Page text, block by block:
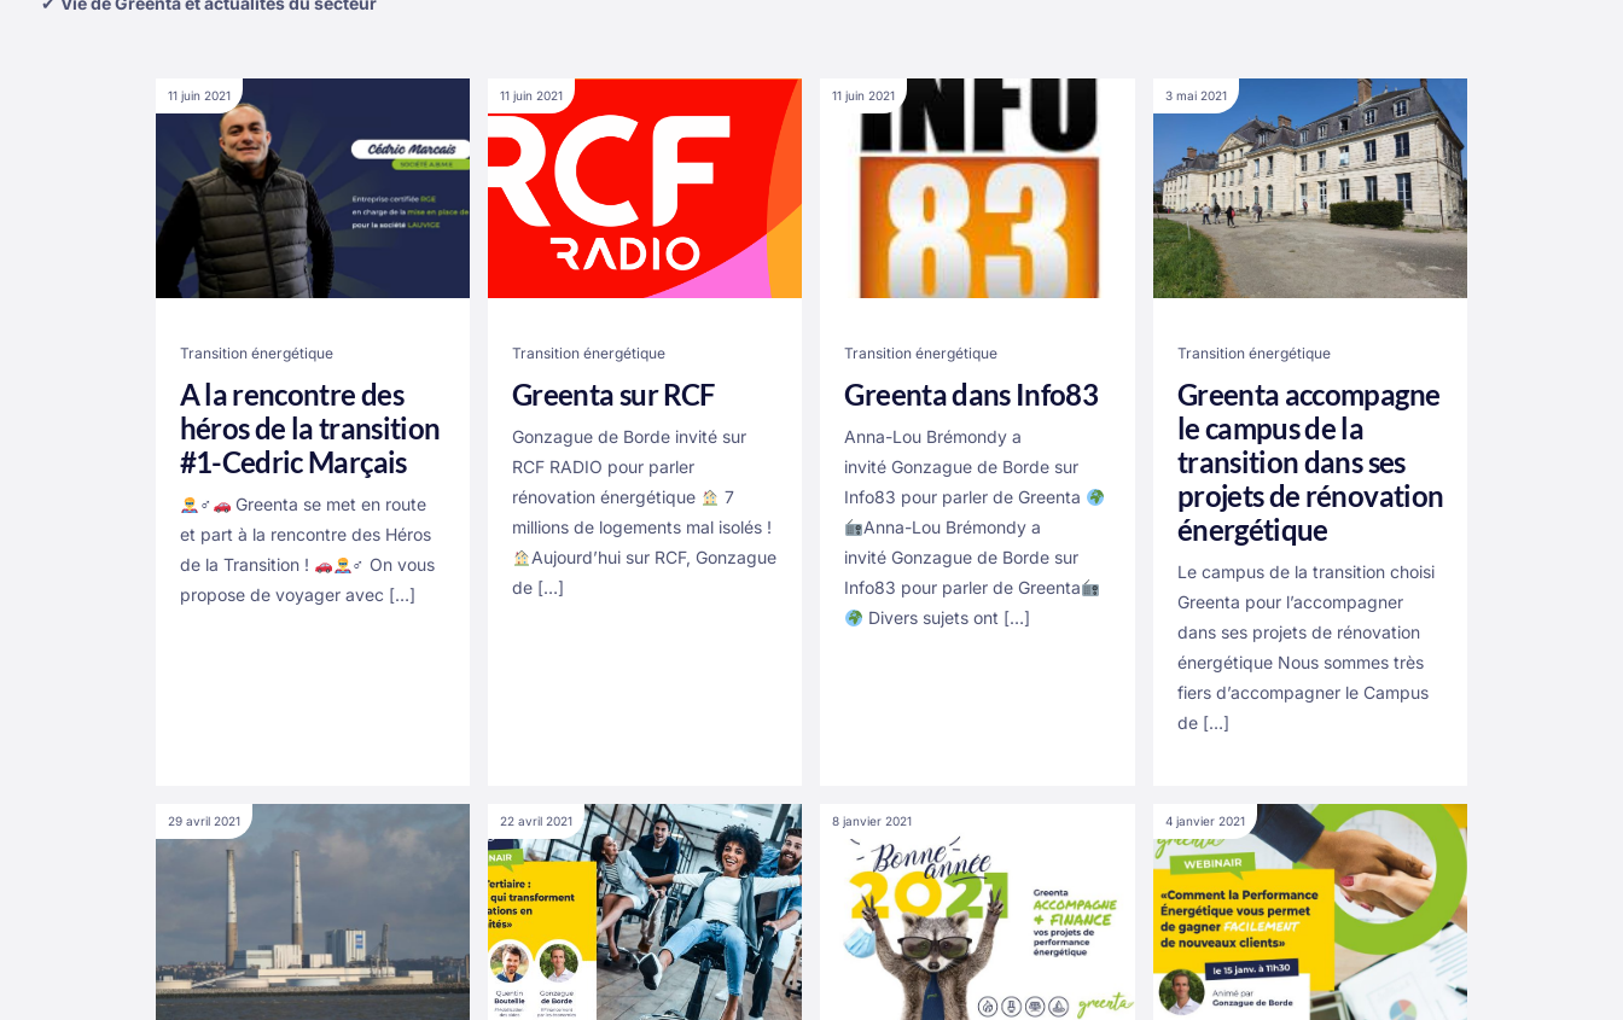
11 juin 2021
Transition énergétique
A la rencontre des
héros de la transition
#1-Cedric Marçais
‍♂‍
Greenta se met en route
et part à la rencontre des Héros
de la Transition !
‍♂‍ On vous
propose de voyager avec […]
11 juin 2021
Transition énergétique
Greenta sur RCF
Gonzague de Borde invité sur
RCF RADIO pour parler
rénovation énergétique
7
millions de logements mal isolés !
Aujourd’hui sur RCF, Gonzague
de […]
11 juin 2021
Transition énergétique
Greenta dans Info83
Anna-Lou Brémondy a
invité Gonzague de Borde sur
Info83 pour parler de Greenta
Anna-Lou Brémondy a
invité Gonzague de Borde sur
Info83 pour parler de Greenta
Divers sujets ont […]
3 mai 2021
Transition énergétique
Greenta accompagne
le campus de la
transition dans ses
projets de rénovation
énergétique
Le campus de la transition choisi
Greenta pour l’accompagner
dans ses projets de rénovation
énergétique Nous sommes très
fiers d’accompagner le Campus
de […]
29 avril 2021 22 avril 2021 8 janvier 2021 4 janvier 2021